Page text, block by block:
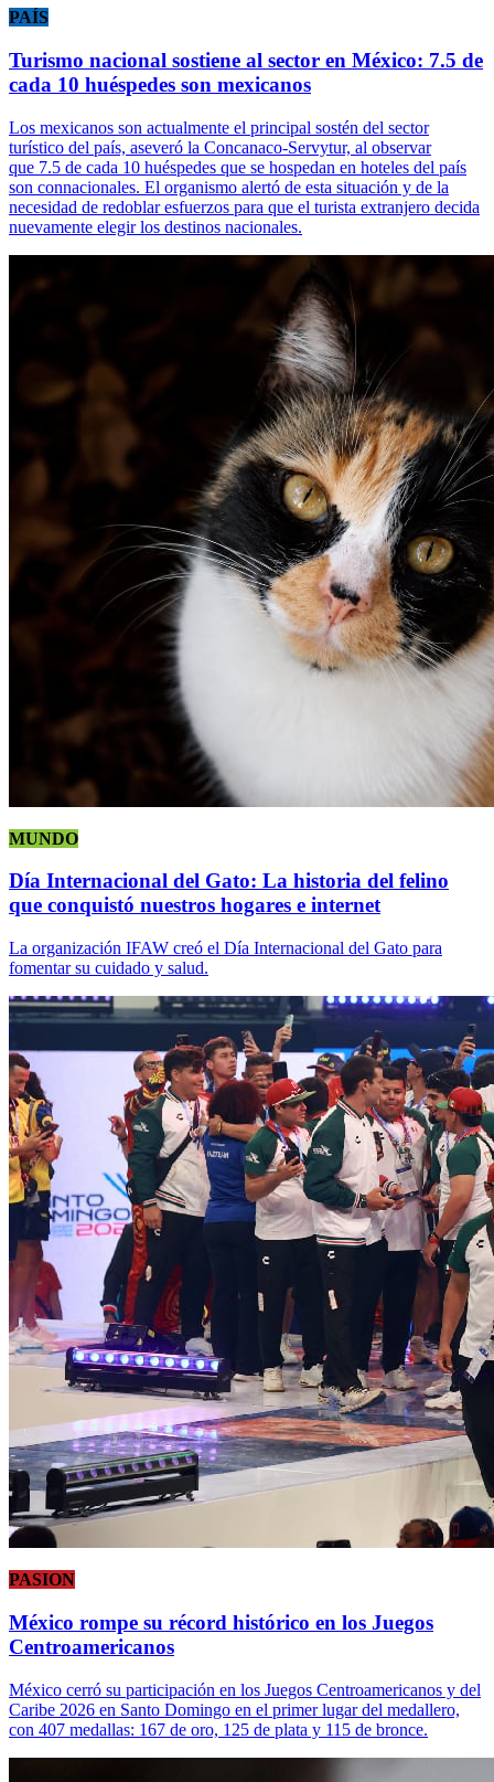
PAÍS
Turismo nacional sostiene al sector en México: 7.5 de
cada 10 huéspedes son mexicanos
Los mexicanos son actualmente el principal sostén del sector
turístico del país, aseveró la Concanaco-Servytur, al observar
que 7.5 de cada 10 huéspedes que se hospedan en hoteles del país
son connacionales. El organismo alertó de esta situación y de la
necesidad de redoblar esfuerzos para que el turista extranjero decida
nuevamente elegir los destinos nacionales.
MUNDO
Día Internacional del Gato: La historia del felino
que conquistó nuestros hogares e internet
La organización IFAW creó el Día Internacional del Gato para
fomentar su cuidado y salud.
PASION
México rompe su récord histórico en los Juegos
Centroamericanos
México cerró su participación en los Juegos Centroamericanos y del
Caribe 2026 en Santo Domingo en el primer lugar del medallero,
con 407 medallas: 167 de oro, 125 de plata y 115 de bronce.